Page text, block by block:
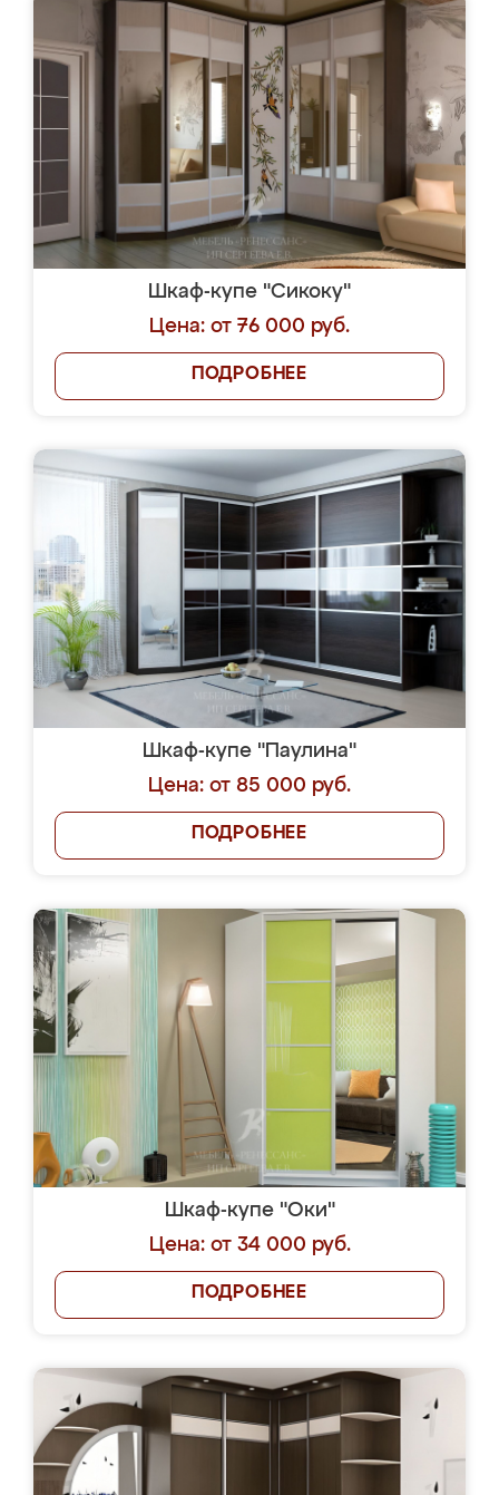
Шкаф-купе "Сикоку"
Цена: от 76 000 руб.
ПОДРОБНЕЕ
Шкаф-купе "Паулина"
Цена: от 85 000 руб.
ПОДРОБНЕЕ
Шкаф-купе "Оки"
Цена: от 34 000 руб.
ПОДРОБНЕЕ